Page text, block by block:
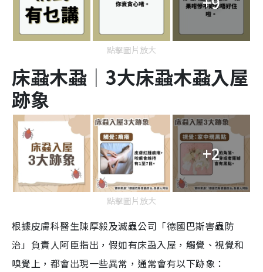
點擊圖片放大
床蝨木蝨｜3大床蝨木蝨入屋
跡象
+2
點擊圖片放大
根據皮膚科醫生陳厚毅及滅蟲公司「德國巴斯害蟲防
治」負責人阿臣指出，假如有床蝨入屋，觸覺、視覺和
嗅覺上，都會出現一些異常，通常會有以下跡象：